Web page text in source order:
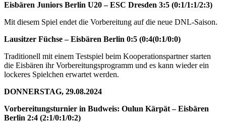
Eisbären Juniors Berlin U20 – ESC Dresden 3:5 (0:1/1:1/2:3)
Mit diesem Spiel endet die Vorbereitung auf die neue DNL-Saison.
Lausitzer Füchse – Eisbären Berlin 0:5 (0:4(0:1/0:0)
Traditionell mit einem Testspiel beim Kooperationspartner starten
die Eisbären ihr Vorbereitungsprogramm und es kann wieder ein
lockeres Spielchen erwartet werden.
DONNERSTAG, 29.08.2024
Vorbereitungsturnier in Budweis: Oulun Kärpät – Eisbären
Berlin 2:4 (2:1/0:1/0:2)